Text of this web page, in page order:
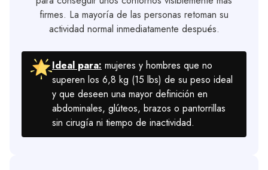
firmes. La mayoría de las personas retoman su
actividad normal inmediatamente después.
Ideal para: mujeres y hombres que no
superen los 6,8 kg (15 lbs) de su peso ideal
y que deseen una mayor definición en
abdominales, glúteos, brazos o pantorrillas
sin cirugía ni tiempo de inactividad.